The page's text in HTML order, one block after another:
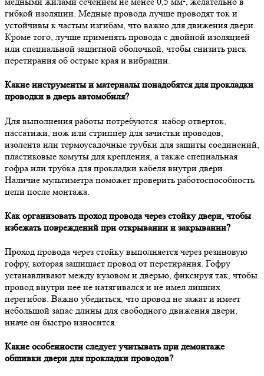
гибкой изоляции. Медные провода лучше проводят ток и
устойчивы к частым изгибам, что важно для движения двери.
Кроме того, лучше применять провода с двойной изоляцией
или специальной защитной оболочкой, чтобы снизить риск
перетирания об острые края и вибрации.
Какие инструменты и материалы понадобятся для прокладки
проводки в дверь автомобиля?
Для выполнения работы потребуются: набор отверток,
пассатижи, нож или стриппер для зачистки проводов,
изолента или термоусадочные трубки для защиты соединений,
пластиковые хомуты для крепления, а также специальная
гофра или трубка для прокладки кабеля внутри двери.
Наличие мультиметра поможет проверить работоспособность
цепи после монтажа.
Как организовать проход провода через стойку двери, чтобы
избежать повреждений при открывании и закрывании?
Проход провода через стойку выполняется через резиновую
гофру, которая защищает провод от перетирания. Гофру
устанавливают между кузовом и дверью, фиксируя так, чтобы
провод внутри неё не натягивался и не имел лишних
перегибов. Важно убедиться, что провод не зажат и имеет
небольшой запас длины для свободного движения двери,
иначе он быстро износится.
Какие особенности следует учитывать при демонтаже
обшивки двери для прокладки проводов?